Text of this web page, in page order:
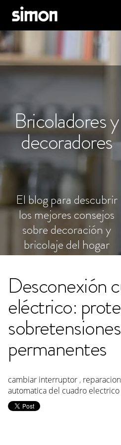
Bricoladores y
decoradores
El blog para descubrir
los mejores consejos
sobre decoración y
bricolaje del hogar
Desconexión
eléctrico:
sobretensiones
permanentes
cambiar interruptor ,
automatica del cuadro electrico